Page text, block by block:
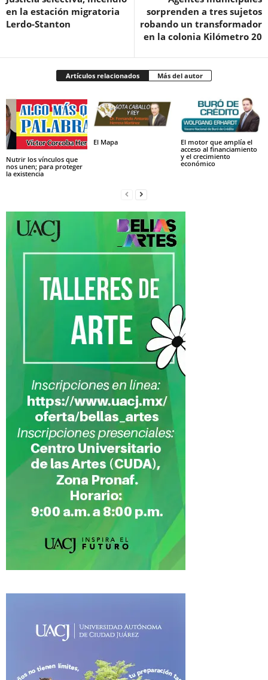
en la estación migratoria
Lerdo-Stanton
sorprenden a tres sujetos
robando un transformador
en la colonia Kilómetro 20
Artículos relacionados Más del autor
Nutrir los vínculos que
nos unen; para proteger
la existencia
El Mapa
El motor que amplía el
acceso al financiamiento
y el crecimiento
económico